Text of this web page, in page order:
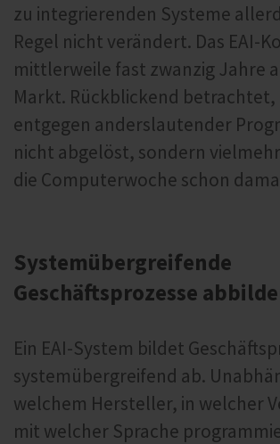
zu integrierenden Systeme
Regel nicht verändert. Das EAI-
mittlerweile fast zwanzig Jahre
Markt. Rückblickend betrachtet,
entgegen anderslautender
nicht abgelöst, sondern
die Computerwoche schon
Systemübergreifende
Geschäftsprozesse
Ein EAI-System bildet
systemübergreifend ab.
welchem Hersteller, in welcher
mit welcher Sprache